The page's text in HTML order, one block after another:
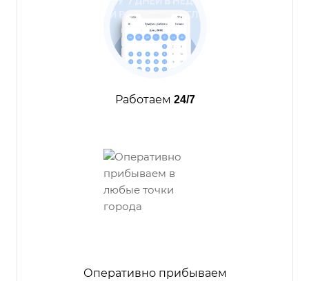
Работаем 24/7
Оперативно прибываем